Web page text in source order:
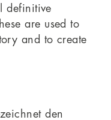
definitive
are used to
and to create
den